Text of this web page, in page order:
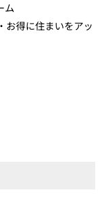
ム
お得に住まいをアッ